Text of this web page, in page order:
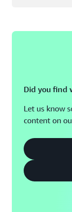
Did you find
Let us know
content on